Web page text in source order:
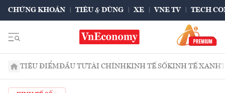
CHỨNG KHOÁN TIÊU & DÙNG XE VNE TV TECH
TIÊU ĐIỂMĐẦU TƯTÀI CHÍNHKINH TẾ SỐKINH TẾ XANH